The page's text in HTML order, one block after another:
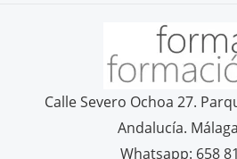
Calle Severo Ochoa 27.
Andalucía.
Whatsapp: 658